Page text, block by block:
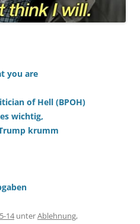
you are
of Hell (BPOH)
wichtig,
krumm
14unterAblehnung,